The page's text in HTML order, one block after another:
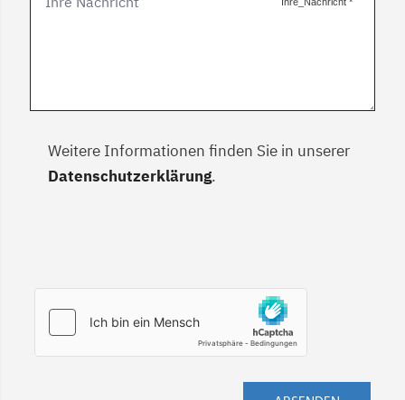
Weitere Informationen finden Sie in unserer
Datenschutzerklärung.